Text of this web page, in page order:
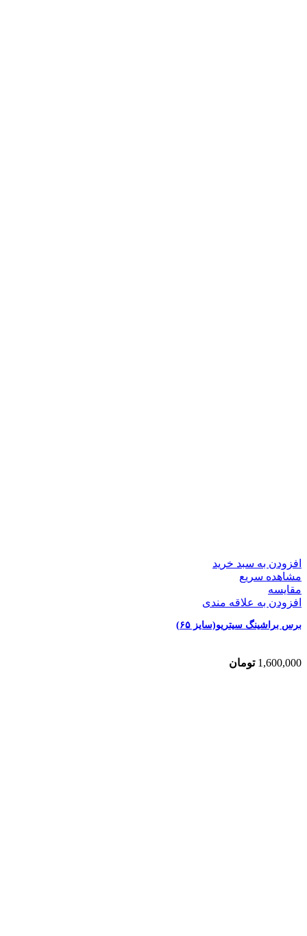
افزودن به سبد خرید
مشاهده سریع
مقایسه
افزودن به علاقه مندی
برس براشینگ سیتریو(سایز ۶۵)
1,600,000 تومان